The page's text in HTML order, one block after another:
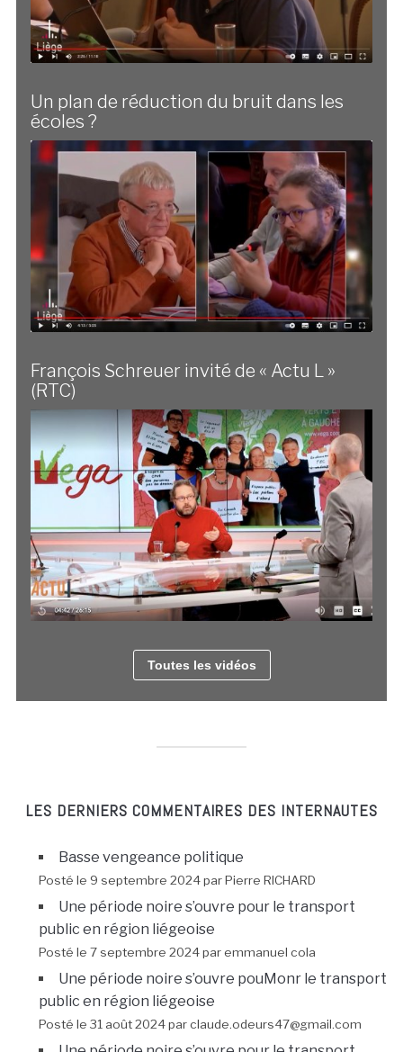
Un plan de réduction du bruit dans les
écoles ?
François Schreuer invité de « Actu L »
(RTC)
Toutes les vidéos
LES DERNIERS COMMENTAIRES DES INTERNAUTES
Basse vengeance politique
Posté le 9 septembre 2024 par Pierre RICHARD
Une période noire s’ouvre pour le transport
public en région liégeoise
Posté le 7 septembre 2024 par emmanuel cola
Une période noire s’ouvre pouMonr le transport
public en région liégeoise
Posté le 31 août 2024 par claude.odeurs47@gmail.com